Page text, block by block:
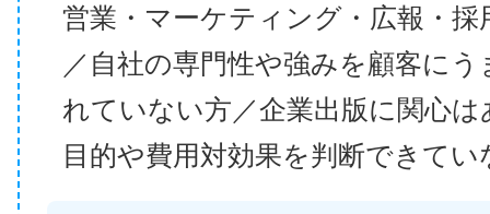
営業・マーケティング・広報・採
／自社の専門性や強みを顧客に
れていない方／企業出版に関心
目的や費用対効果を判断できてい